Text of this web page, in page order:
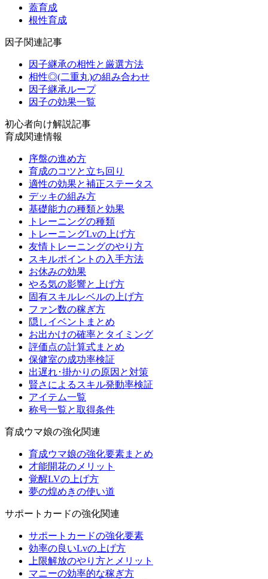
蓋育成
根性育成
因子関連記事
因子継承の相性と厳選方法
相性◎(二重丸)の組み合わせ
因子継承ループ
因子の効果一覧
初心者向け解説記事
育成関連情報
序盤の進め方
育成のコツと立ち回り
適性の効果と補正ステータス
デッキの組み方
基礎能力の種類と効果
トレーニングの種類
トレーニングLvの上げ方
友情トレーニングのやり方
スキルポイントの入手方法
お休みの効果
やる気の影響と上げ方
固有スキルレベルの上げ方
ファン数の稼ぎ方
隠しイベントまとめ
お出かけの確率とタイミング
評価点の計算式まとめ
保健室の成功率検証
出遅れ･掛かりの原因と対策
賢さによるスキル発動率検証
アイテム一覧
称号一覧と取得条件
育成ウマ娘の強化関連
育成ウマ娘の強化要素まとめ
才能開花のメリット
覚醒LVの上げ方
夢の煌めきの使い道
サポートカードの強化関連
サポートカードの強化要素
効率の良いLvの上げ方
上限解放のやり方とメリット
マニーの効率的な稼ぎ方